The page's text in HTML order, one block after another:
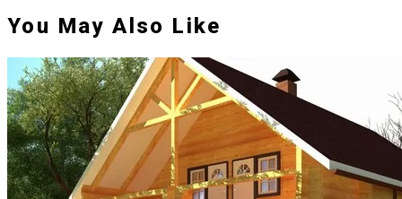
You May Also Like